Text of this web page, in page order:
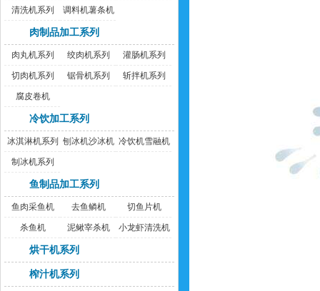
机
清洗机系列 调料机薯条机
肉制品加工系列
肉丸机系列 绞肉机系列 灌肠机系列
切肉机系列 锯骨机系列 斩拌机系列
腐皮卷机
冷饮加工系列
冰淇淋机系列 刨冰机沙冰机 冷饮机雪融机
制冰机系列
鱼制品加工系列
鱼肉采鱼机 去鱼鳞机 切鱼片机
杀鱼机 泥鳅宰杀机 小龙虾清洗机
烘干机系列
榨汁机系列